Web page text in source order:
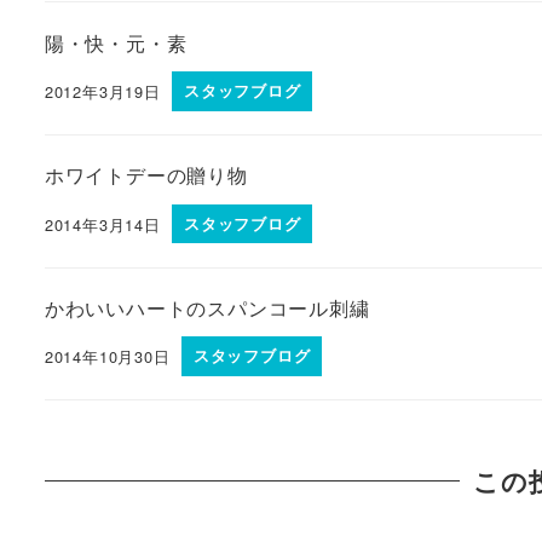
陽・快・元・素
2012年3月19日 スタッフブログ
ホワイトデーの贈り物
2014年3月14日 スタッフブログ
かわいいハートのスパンコール刺繍
2014年10月30日 スタッフブログ
この